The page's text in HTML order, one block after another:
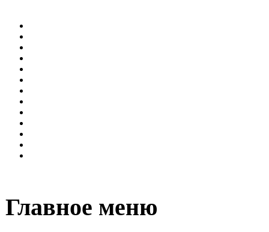
Главное меню